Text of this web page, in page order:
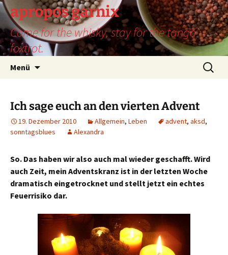
Zum
Inhalt
springen
apropos garnix
Come for the whisky, stay for the tango
foxtrot.
Menü
Suchen
nach:
Ich sage euch an den vierten Advent
19. Dezember 2010 Allgemein, Leben advent, aksd,
sonntagsblues
Alexandra
So. Das haben wir also auch mal wieder geschafft. Wird
auch Zeit, mein Adventskranz ist in der letzten Woche
dramatisch eingetrocknet und stellt jetzt ein echtes
Feuerrisiko dar.